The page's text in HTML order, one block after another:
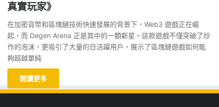
真實玩家》
在加密貨幣和區塊鏈技術快速發展的背景下，Web3 遊戲正在崛
起，而 Degen Arena 正是其中的一顆新星。這款遊戲不僅突破了炒
作的泡沫，更吸引了大量的日活躍用戶，展示了區塊鏈遊戲如何能
夠超越單純
閱讀更多